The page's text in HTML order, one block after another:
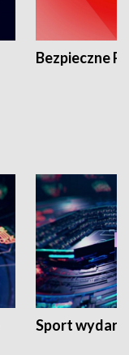
Bezpieczne
Sport